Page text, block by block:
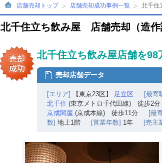
店舗売却トップ 店舗売却成功事例一覧 北千住
北千住立ち飲み屋 店舗売却（造作
北千住立ち飲み屋店舗を98
売却店舗データ
[エリア] 【東京23区】 足立区 [最寄
北千住 (東京メトロ千代田線) 徒歩2分
京成関屋 (京成本線) 徒歩11分 [最
数] 地上1階 [営業年数] 1年 [売主